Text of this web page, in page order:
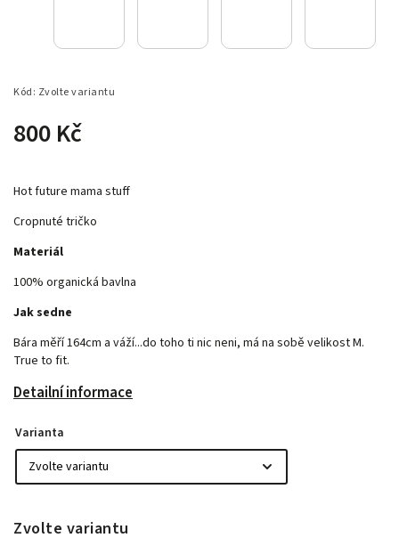
Kód: Zvolte variantu
800 Kč
Hot future mama stuff
Cropnuté tričko
Materiál
100% organická bavlna
Jak sedne
Bára měří 164cm a váží...do toho ti nic neni, má na sobě velikost M.
True to fit.
Detailní informace
Varianta
Zvolte variantu